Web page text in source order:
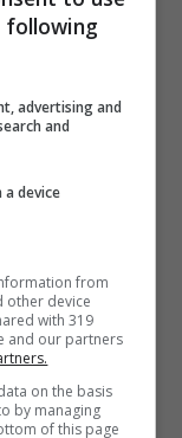
in cui
segnare
di
Cionek,
Di Chiara;
following
advertising and
and
device
from
other device
with 319
and our partners
on the basis
by managing
of this page